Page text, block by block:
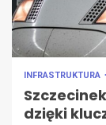
INFRASTRUKTURA
dzięki